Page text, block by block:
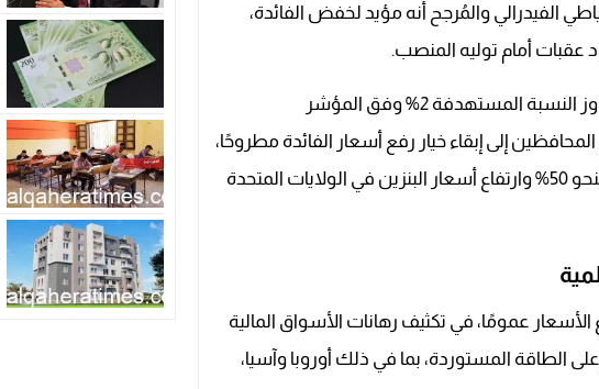
الفيدرالي والمُرجح أنه مؤيد لخفض الفائدة،
عقبات أمام توليه المنصب.
وأشار مسؤولون في الاحتياطي الفيدرالي إلى أن التضخم تجاوز النسبة المستهدفة 2% وفق المؤشر
إلى إبقاء خيار رفع أسعار الفائدة مطروحًا،
حتى قبل تصاعد الأزمة في إيران وارتفاع أسعار النفط الخام بنحو 50% وارتفاع أسعار البنزين في الولايات المتحدة
عمومًا، في تكثيف رهانات الأسواق المالية
الطاقة المستوردة، بما في ذلك أوروبا وآسيا،